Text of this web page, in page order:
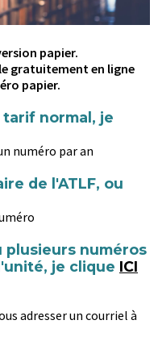
papier.
gratuitement en ligne
papier.
normal, je
numéro par an
de l'ATLF, ou
plusieurs numéros
je clique ICI
adresser un courriel à